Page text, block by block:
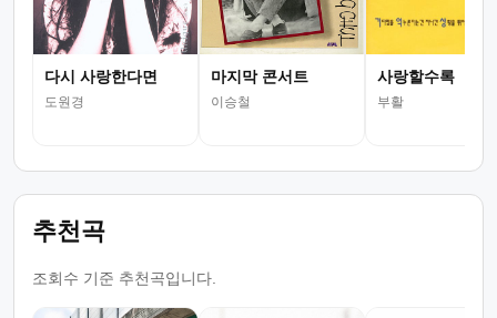
다시 사랑한다면
도원경
마지막 콘서트
이승철
사랑할수록
부활
추천곡
조회수 기준 추천곡입니다.